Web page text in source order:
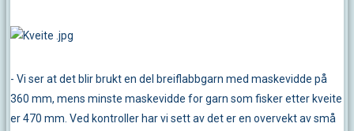
- Vi ser at det blir brukt en del breiflabbgarn med maskevidde på
360 mm, mens minste maskevidde for garn som fisker etter kveite
er 470 mm. Ved kontroller har vi sett av det er en overvekt av små